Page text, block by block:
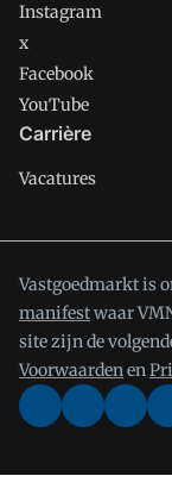
Instagram
x
Facebook
YouTube
Carrière
Vacatures
Vastgoedmarkt is
manifestwaar
site zijn de
Voorwaardenen